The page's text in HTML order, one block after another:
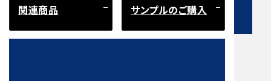
関連商品 サンプルのご購入